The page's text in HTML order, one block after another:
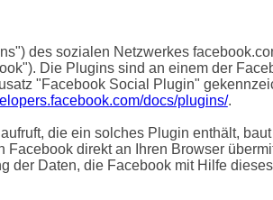
des sozialen Netzwerkes
Die Plugins sind an einem der
"Facebook Social Plugin"
docs/plugins/.
die ein solches Plugin enthält,
direkt an Ihren Browser
der Daten, die Facebook mit Hilfe